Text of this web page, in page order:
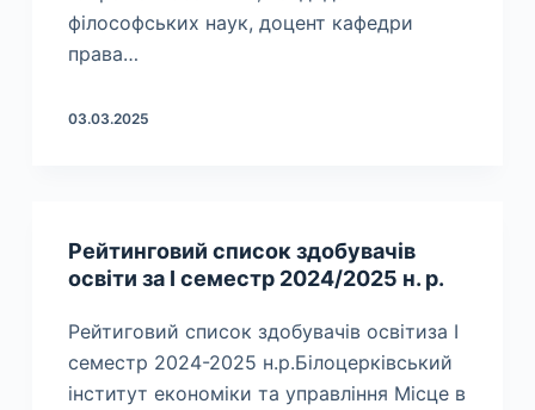
філософських наук, доцент кафедри
права…
03.03.2025
Рейтинговий список здобувачів
освіти за І семестр 2024/2025 н. р.
Рейтиговий список здобувачів освітиза І
семестр 2024-2025 н.р.Білоцерківський
інститут економіки та управління Місце в